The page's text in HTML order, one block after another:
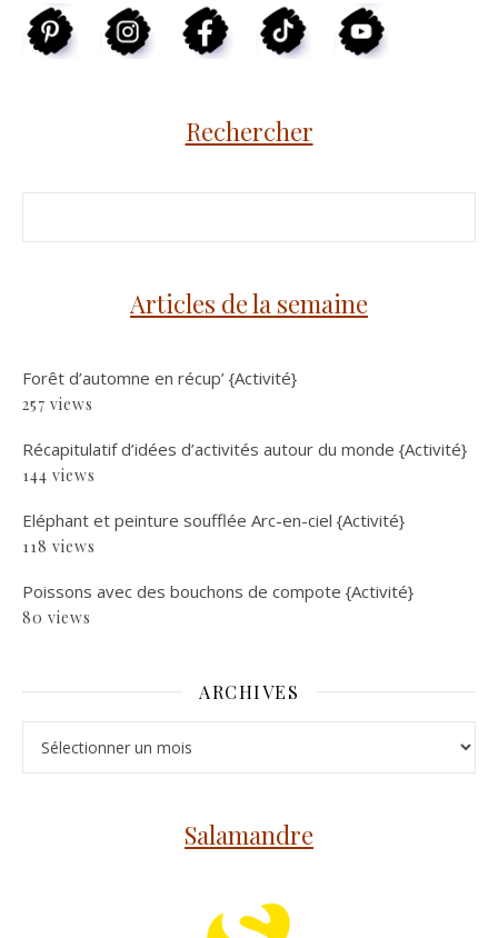
Rechercher
Articles de la semaine
Forêt d’automne en récup’ {Activité}
257 views
Récapitulatif d’idées d’activités autour du monde {Activité}
144 views
Eléphant et peinture soufflée Arc-en-ciel {Activité}
118 views
Poissons avec des bouchons de compote {Activité}
80 views
ARCHIVES
Salamandre